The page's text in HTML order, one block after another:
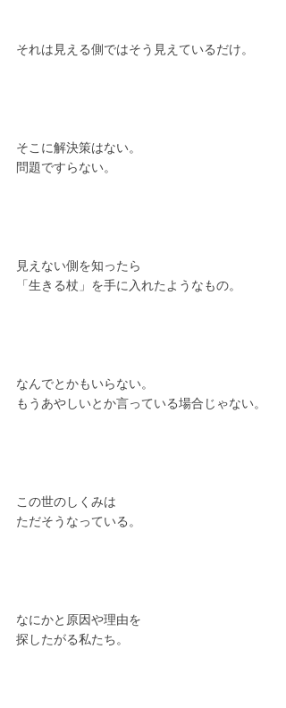
それは見える側ではそう見えているだけ。
そこに解決策はない。
問題ですらない。
見えない側を知ったら
「生きる杖」を手に入れたようなもの。
なんでとかもいらない。
もうあやしいとか言っている場合じゃない。
この世のしくみは
ただそうなっている。
なにかと原因や理由を
探したがる私たち。